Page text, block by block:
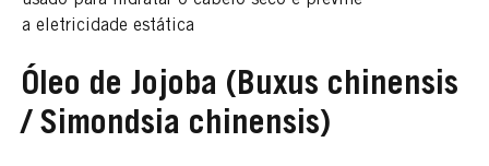
a eletricidade estática
Óleo de Jojoba (Buxus chinensis
/ Simondsia chinensis)